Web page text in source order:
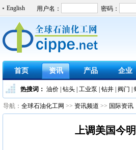
English
首页 资讯 产品 企业
热搜词： 油价| 钻头| 工业泵 钻井| 阀门
导航： 全球石油化工网 >> 资讯频道 >> 国际资讯
上调美国今